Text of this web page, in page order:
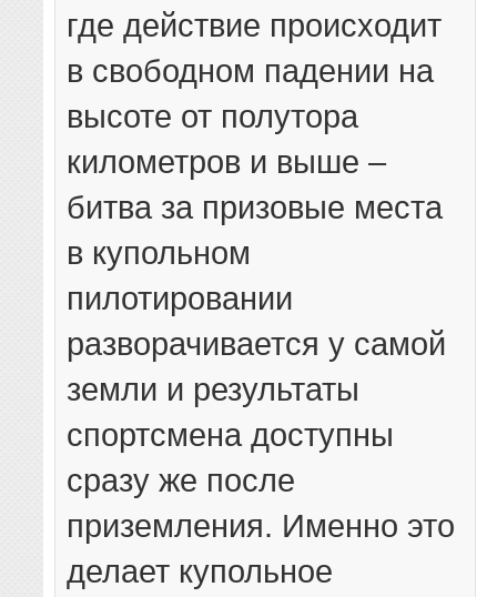
где действие происходит
в свободном падении на
высоте от полутора
километров и выше –
битва за призовые места
в купольном
пилотировании
разворачивается у самой
земли и результаты
спортсмена доступны
сразу же после
приземления. Именно это
делает купольное